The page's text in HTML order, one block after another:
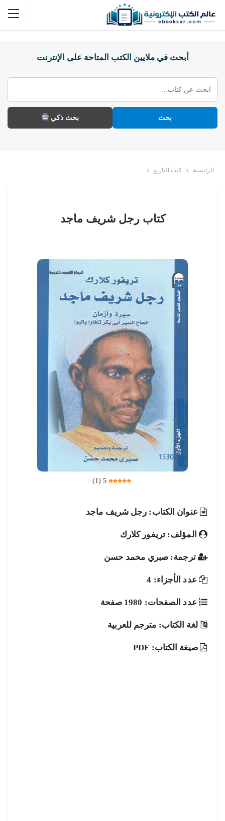
أبحث في ملايين الكتب المتاحة على الإنترنت
بحث بحث ذكي
الرئيسية كتب التاريخ
كتاب رجل شريف ماجد
5
(
1
)
عنوان الكتاب: رجل شريف ماجد
المؤلف: تريفور كلارك
ترجمة: صبري محمد حسن
عدد الأجزاء: 4
عدد الصفحات: 1980 صفحة
لغة الكتاب: مترجم للعربية
صيغة الكتاب: PDF